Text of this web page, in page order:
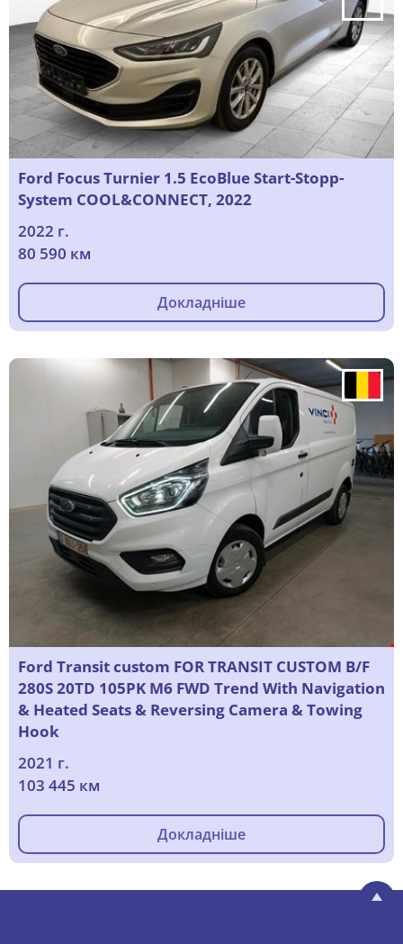
Ford Focus Turnier 1.5 EcoBlue Start-Stopp-
System COOL&CONNECT, 2022
2022 г.
80 590 км
Докладніше
Ford Transit custom FOR TRANSIT CUSTOM B/F
280S 20TD 105PK M6 FWD Trend With Navigation
& Heated Seats & Reversing Camera & Towing
Hook
2021 г.
103 445 км
Докладніше